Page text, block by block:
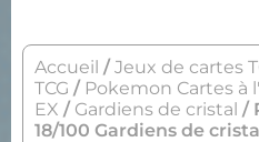
Accueil /Jeux de cartes
TCG / Pokemon Cartes à
EX / Gardiens de cristal /
18/100 Gardiens de